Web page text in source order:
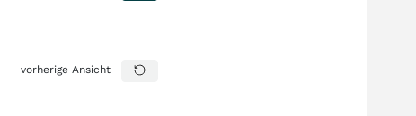
vorherige Ansicht